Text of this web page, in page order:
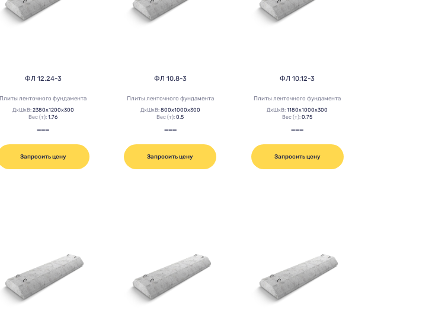
ФЛ 12.24-3
Плиты ленточного фундамента
ДхШхВ: 2380х1200х300
Вес (т):1.76
———
Запросить цену
ФЛ 10.8-3
Плиты ленточного фундамента
ДхШхВ: 800х1000х300
Вес (т):0.5
———
Запросить цену
ФЛ 10.12-3
Плиты ленточного фундамента
ДхШхВ:1180х1000х300
Вес (т):0.75
———
Запросить цену